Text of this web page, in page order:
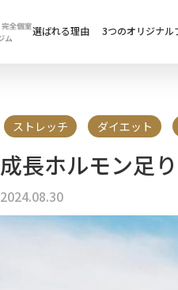
選ばれる理由 3つのオリジナル
ストレッチ ダイエット
成長ホルモン足
2024.08.30